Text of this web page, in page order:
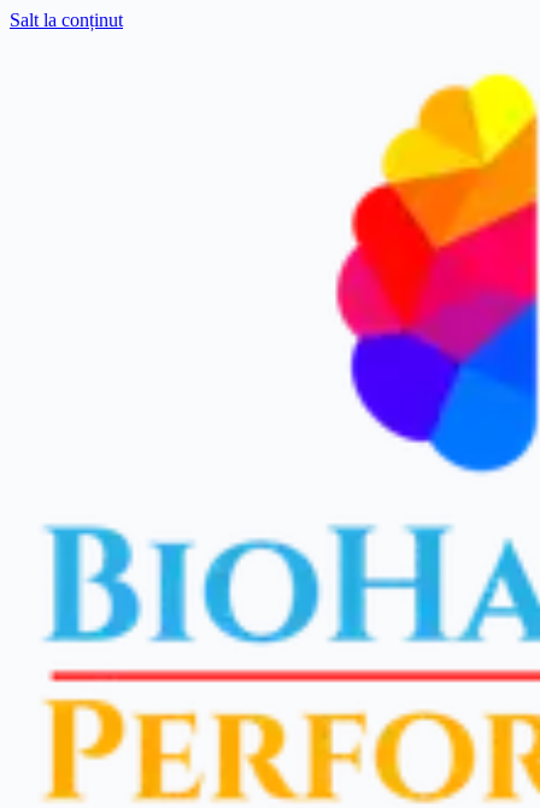
Salt la conținut